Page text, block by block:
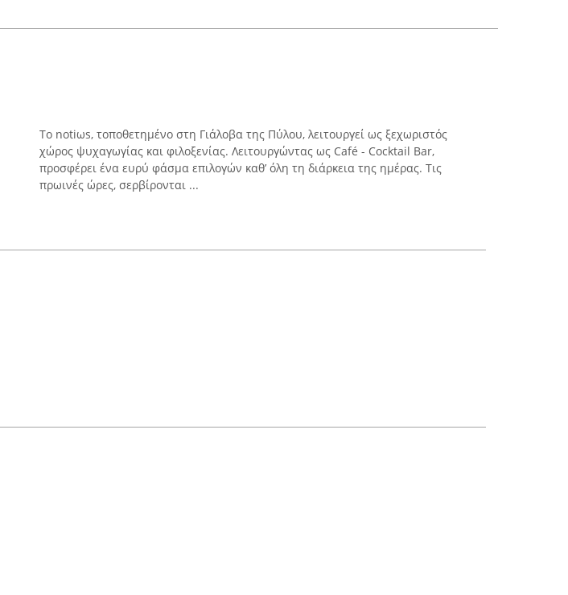
Το notiωs, τοποθετημένο στη Γιάλοβα της Πύλου, λειτουργεί ως ξεχωριστός
χώρος ψυχαγωγίας και φιλοξενίας. Λειτουργώντας ως Café - Cocktail Bar,
προσφέρει ένα ευρύ φάσμα επιλογών καθ’ όλη τη διάρκεια της ημέρας. Τις
πρωινές ώρες, σερβίρονται ...